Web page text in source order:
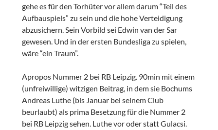
gehe es für den Torhüter vor allem darum “Teil des
Aufbauspiels” zu sein und die hohe Verteidigung
abzusichern. Sein Vorbild sei Edwin van der Sar
gewesen. Und in der ersten Bundesliga zu spielen,
wäre “ein Traum”.
Apropos Nummer 2 bei RB Leipzig. 90min mit einem
(unfreiwillige) witzigen Beitrag, in dem sie Bochums
Andreas Luthe (bis Januar bei seinem Club
beurlaubt) als prima Besetzung für die Nummer 2
bei RB Leipzig sehen. Luthe vor oder statt Gulacsi.